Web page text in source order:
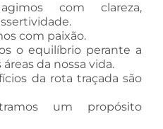
com clareza,
com paixão.
o equilíbrio perante a
da nossa vida.
da rota traçada são
um propósito